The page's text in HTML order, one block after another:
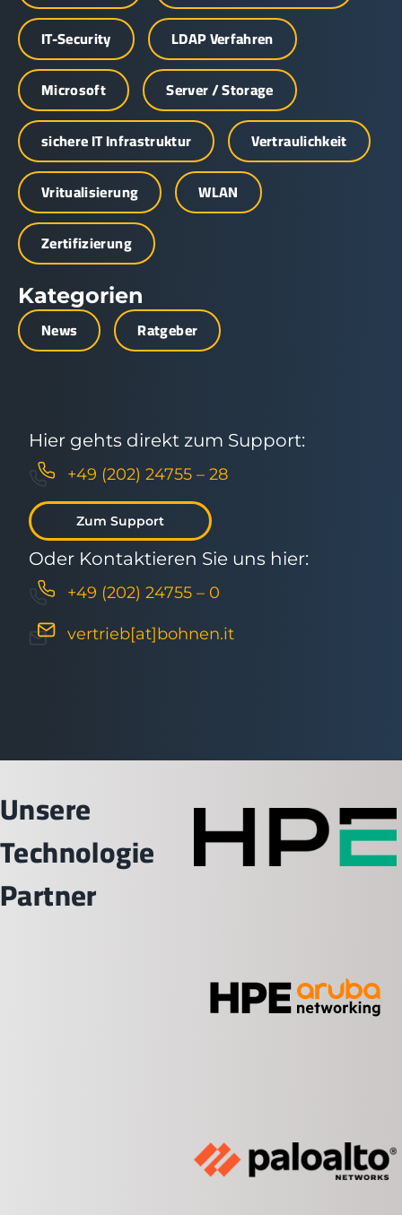
IT-Security
LDAP Verfahren
Microsoft
Server / Storage
sichere IT Infrastruktur
Vertraulichkeit
Vritualisierung
WLAN
Zertifizierung
Kategorien
News Ratgeber
Hier gehts direkt zum Support:
+49 (202) 24755 – 28
Zum Support
Oder Kontaktieren Sie uns hier:
+49 (202) 24755 – 0
vertrieb[at]bohnen.it
Unsere
Technologie
Partner